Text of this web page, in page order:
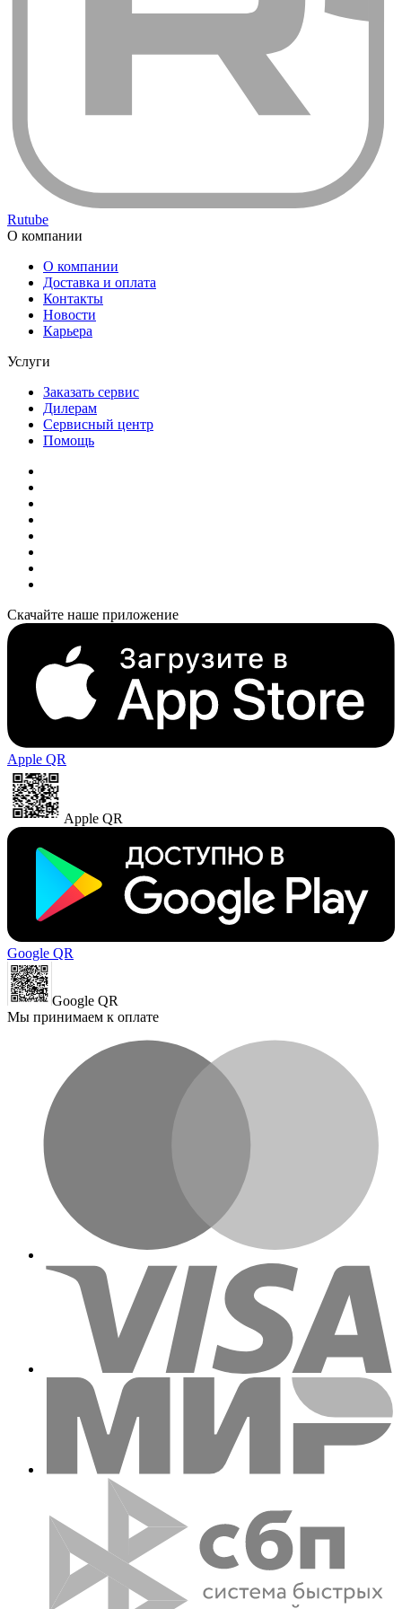
Rutube
О компании
О компании
Доставка и оплата
Контакты
Новости
Карьера
Услуги
Заказать сервис
Дилерам
Сервисный центр
Помощь
Скачайте наше приложение
Apple QR
Apple QR
Google QR
Google QR
Мы принимаем к оплате